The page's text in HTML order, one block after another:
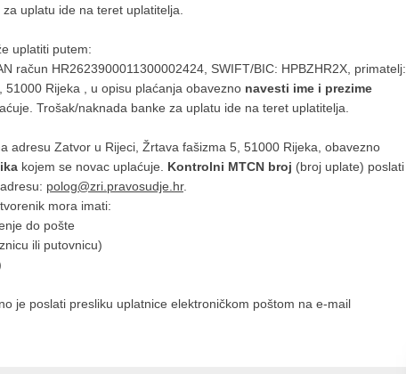
uplatu ide na teret uplatitelja.
uplatiti putem:
račun HR2623900011300002424, SWIFT/BIC: HPBZHR2X, primatelj:
Rijeka , u opisu plaćanja obavezno navesti ime i prezime
Trošak/naknada banke za uplatu ide na teret uplatitelja.
adresu Zatvor u Rijeci, Žrtava fašizma 5, 51000 Rijeka, obavezno
kojem se novac uplaćuje. Kontrolni MTCN broj (broj uplate) poslati
polog@zri.pravosudje.hr.
mora imati:
do pošte
ili putovnicu)
je poslati presliku uplatnice elektroničkom poštom na e-mail